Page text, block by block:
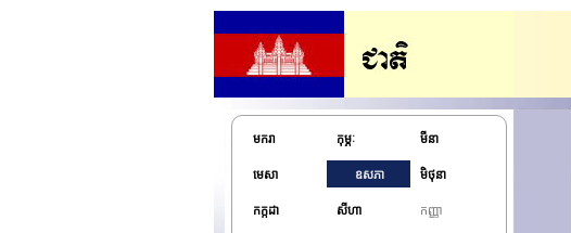
មករា កុម្ភៈ មីនា
មេសា ឧសភា មិថុនា
កក្កដា សីហា កញ្ញា
ព្រះរាជសារផ្ញើជូន ឯកឧត្តមសាស្រ្តាចារ្យ Olivier de Bernon
ឧត្តមប្រឹក្សាផ្ទាល់ ព្រះមហាក្សត្រ, នាយកផ្នែកសិក្សាស្រាវជ្រាវនៅ
សាលាបារាំងចុងបូព៌ា, អគ្គអភិរក្សបេតិកភណ្ឌកិត្តិយស, ប្រធាន
ព្រះរាជសារផ្ញើជូន សម្តេចមហាមន្រ្តី គុយ សុផល ឧបនាយក
ប្រធានរដ្ឋសភា នៃព្រះរាជាណាចក្រកម្ពុជា
រដ្ឋមន្រ្តី នៃព្រះរាជាណាចក្រកម្ពុជា